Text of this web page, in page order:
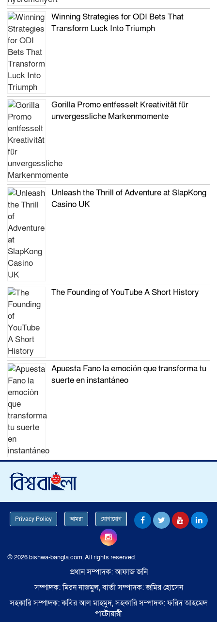
Winning Strategies for ODI Bets That
Transform Luck Into Triumph
Gorilla Promo entfesselt Kreativität für
unvergessliche Markenmomente
Unleash the Thrill of Adventure at SlapKong
Casino UK
The Founding of YouTube A Short History
Apuesta Fano la emoción que transforma tu
suerte en instantáneo
Privacy Policy আমরা যোগাযোগ
© 2026 bishwa-bangla.com, All rights reserved.
প্রধান সম্পাদক: আফাজ জনি
সম্পাদক: মিরন নাজমুল, বার্তা সম্পাদক: জমির হোসেন
সহকারি সম্পাদক: কবির আল মাহমুদ, সহকারি সম্পাদক: ফরিদ আহমেদ
পাটোয়ারী